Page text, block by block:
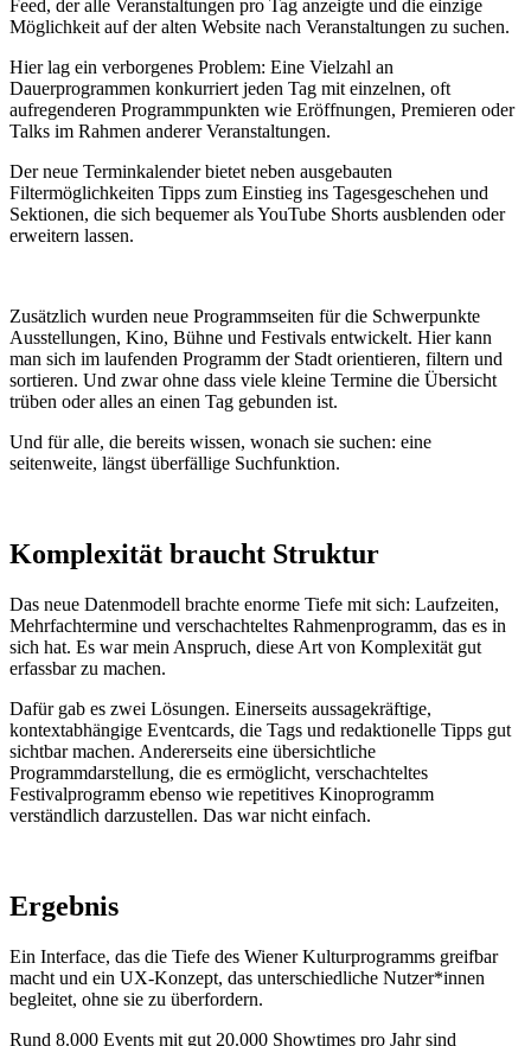
Feed, der alle Veranstaltungen pro Tag anzeigte und die einzige
Möglichkeit auf der alten Website nach Veranstaltungen zu suchen.
Hier lag ein verborgenes Problem: Eine Vielzahl an
Dauerprogrammen konkurriert jeden Tag mit einzelnen, oft
aufregenderen Programmpunkten wie Eröffnungen, Premieren oder
Talks im Rahmen anderer Veranstaltungen.
Der neue Terminkalender bietet neben ausgebauten
Filtermöglichkeiten Tipps zum Einstieg ins Tagesgeschehen und
Sektionen, die sich bequemer als YouTube Shorts ausblenden oder
erweitern lassen.
Zusätzlich wurden neue Programmseiten für die Schwerpunkte
Ausstellungen, Kino, Bühne und Festivals entwickelt. Hier kann
man sich im laufenden Programm der Stadt orientieren, filtern und
sortieren. Und zwar ohne dass viele kleine Termine die Übersicht
trüben oder alles an einen Tag gebunden ist.
Und für alle, die bereits wissen, wonach sie suchen: eine
seitenweite, längst überfällige Suchfunktion.
Komplexität braucht Struktur
Das neue Datenmodell brachte enorme Tiefe mit sich: Laufzeiten,
Mehrfachtermine und verschachteltes Rahmenprogramm, das es in
sich hat. Es war mein Anspruch, diese Art von Komplexität gut
erfassbar zu machen.
Dafür gab es zwei Lösungen. Einerseits aussagekräftige,
kontextabhängige Eventcards, die Tags und redaktionelle Tipps gut
sichtbar machen. Andererseits eine übersichtliche
Programmdarstellung, die es ermöglicht, verschachteltes
Festivalprogramm ebenso wie repetitives Kinoprogramm
verständlich darzustellen. Das war nicht einfach.
Ergebnis
Ein Interface, das die Tiefe des Wiener Kulturprogramms greifbar
macht und ein UX-Konzept, das unterschiedliche Nutzer*innen
begleitet, ohne sie zu überfordern.
Rund 8.000 Events mit gut 20.000 Showtimes pro Jahr sind